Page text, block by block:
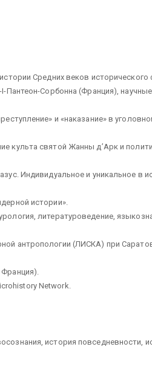
Средних веков исторического
Пантеон-Сорбонна (Франция),
и «наказание» в
культа святой Жанны д’Арк и
Индивидуальное и уникальное в
истории».
литературоведение,
антропологии (ЛИСКА) при
Network.
история повседневности,